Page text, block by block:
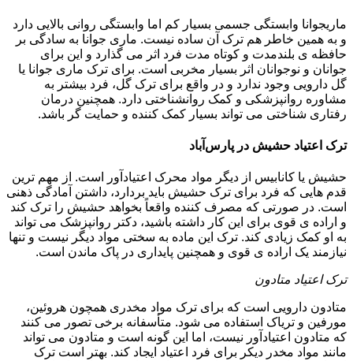
ماریجوانا وابستگی جسمی بسیار کم اما وابستگی روانی بالایی دارد
و به همین خاطر هم ترک آن ساده نیست. ماری جوانا به سادگی بر
حافظه ی بلندمدت و کوتاه مدت فرد اثر می گذارد و این برای
جوانان و نوجوانان اثر بسیار مخربی است. برای ترک ماری جوانا یا
گل دارویی وجود ندارد و در واقع برای ترک گل، فرد بیشتر به
مشاوره روانپزشکی و کمک روانشناختی دارد. همچنین درمان
رفتاری شناختی می تواند بسیار کمک کننده و حمایت گر باشد.
ترک اعتیاد حشیش در پارس‌آباد
حشیش یا کانابیس از دیگر مواد محرک اعتیادآور است. از مهم ترین
قدم هایی که فرد برای ترک حشیش باید بردارد، داشتن آمادگی ذهنی
است. در صورتی که مصرف کننده واقعاً بخواهد حشیش را ترک کند
و اراده ی قوی برای این کار داشته باشید، دکتر روانپزشک می تواند
به او کمک زیادی کند. ترک این ماده به سختی مواد دیگر نیست و تنها
نیازمند یک اراده ی قوی و همچنین پایداری در پاک ماندن است.
ترک اعتیاد متادون
متادون دارویی است که برای ترک مواد مخدری همچون هروئین،
مورفین و تریاک استفاده می شود. متأسفانه برخی تصور می کنند
که متادون اعتیادآور نیست، اما این گونه است و متادون می تواند
مانند مواد مخدر دیکر برای فرد اعتیاد ایجاد کند. بهتر است ترک